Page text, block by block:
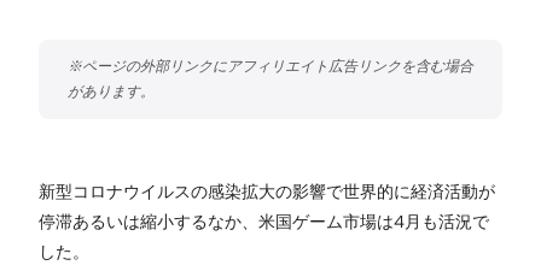
新型コロナウイルスの感染拡大の影響で世界的に経済活動が
停滞あるいは縮小するなか、米国ゲーム市場は4月も活況で
した。